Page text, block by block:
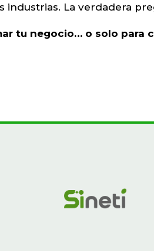
La verdadera
tu negocio… o solo para